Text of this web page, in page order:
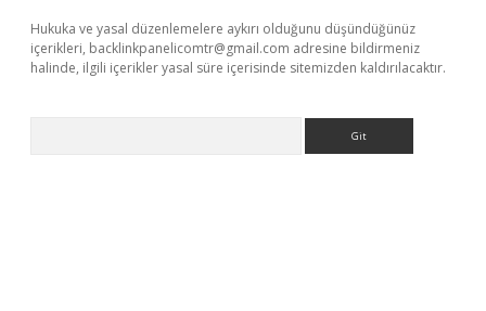
Hukuka ve yasal düzenlemelere aykırı olduğunu düşündüğünüz
içerikleri, backlinkpanelicomtr@gmail.com adresine bildirmeniz
halinde, ilgili içerikler yasal süre içerisinde sitemizden kaldırılacaktır.